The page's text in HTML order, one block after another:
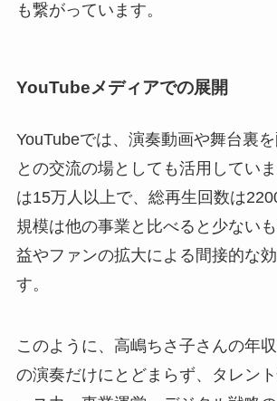
も繋がっています。
YouTubeメディアでの展開
YouTubeでは、演奏動画や舞台裏
との交流の場としても活用してい
は15万人以上で、総再生回数は
規模は他の事業と比べると少ない
益やファンの拡大による間接的な
す。
このように、高嶋ちさ子さんの年
の演奏だけにとどまらず、タレン